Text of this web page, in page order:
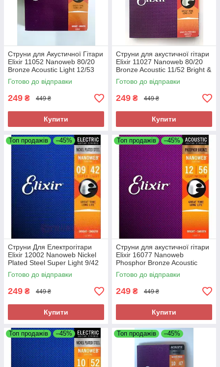
Струни для Акустичної Гітари
Elixir 11052 Nanoweb 80/20
Bronze Acoustic Light 12/53
Bright & Smooth Focused
Готово до відправки
249 ₴ 449 ₴
Купити
Струни для акустичної гітари
Elixir 11027 Nanoweb 80/20
Bronze Acoustic 11/52 Bright &
Smooth Focused
Готово до відправки
249 ₴ 449 ₴
Купити
Топ продажів –45%
Струни Для Електрогітари
Elixir 12002 Nanoweb Nickel
Plated Steel Super Light 9/42
Готово до відправки
249 ₴ 449 ₴
Купити
Топ продажів –45%
Струни для акустичної гітари
Elixir 16077 Nanoweb
Phosphor Bronze Acoustic
Light-Medium 12/56 Rich &
Full Sm
Готово до відправки
249 ₴ 449 ₴
Купити
Топ продажів –45% Топ продажів –45%